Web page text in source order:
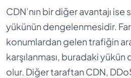
CDN’nın bir diğer avantajı
yükünün dengelenmesidir.
konumlardan gelen trafiğin
karşılanması, buradaki yükün
olur. Diğer taraftan CDN, DDoS